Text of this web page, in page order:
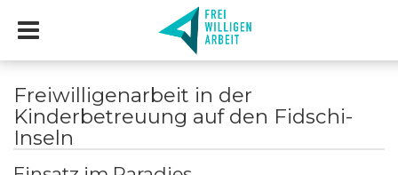
Freiwilligenarbeit in der
Kinderbetreuung auf den Fidschi-
Inseln